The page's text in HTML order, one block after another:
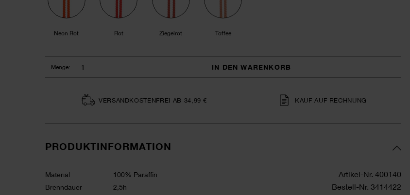
Neon Rot Rot Ziegelrot Toffee
Menge: IN DEN WARENKORB
VERSAND­KOSTEN­FREI AB 34,99 € KAUF AUF RECHNUNG
PRODUKTINFORMATION
Material
100% Paraffin
Brenndauer
2,5h
Artikel-Nr. 400140
Bestell-Nr. 3414422